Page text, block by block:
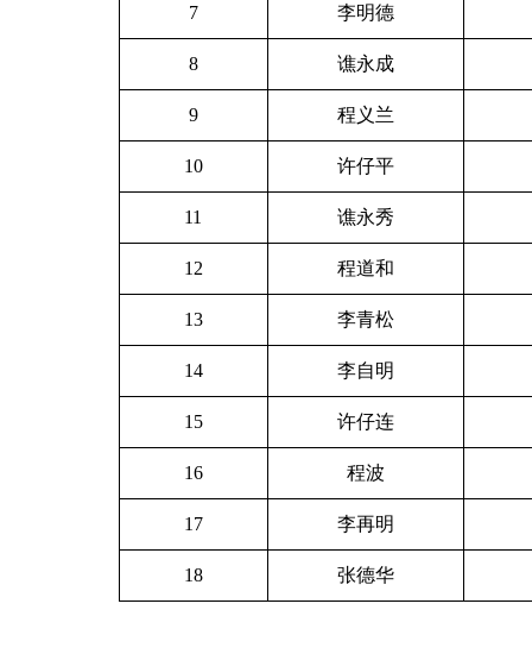
7 李明德
8 谯永成
9 程义兰
10 许仔平
11 谯永秀
12 程道和
13 李青松
14 李自明
15 许仔连
16 程波
17 李再明
18 张德华